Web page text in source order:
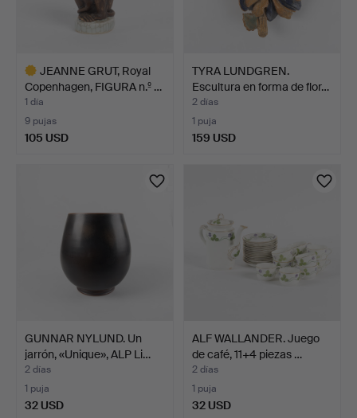
JEANNE GRUT, Royal
Copenhagen, FIGURA n.º …
1 día
9 pujas
105 USD
TYRA LUNDGREN.
Escultura en forma de flor…
2 días
1 puja
159 USD
GUNNAR NYLUND. Un
jarrón, «Unique», ALP Li…
2 días
1 puja
32 USD
ALF WALLANDER. Juego
de café, 11+4 piezas …
2 días
1 puja
32 USD